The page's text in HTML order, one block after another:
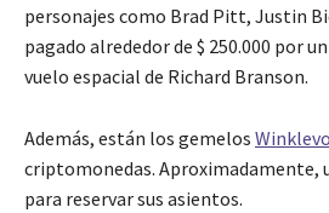
personajes como Brad Pitt, Justin
pagado alrededor de $ 250.000 por
vuelo espacial de Richard Branson.
Además, están los gemelos
criptomonedas. Aproximadamente,
para reservar sus asientos.